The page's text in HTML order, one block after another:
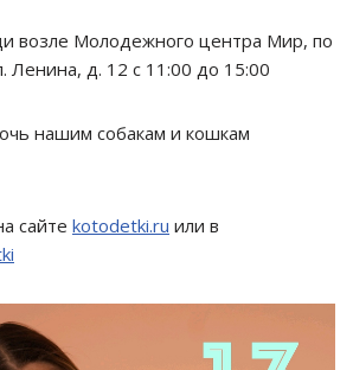
возле Молодежного центра Мир, по
Ленина, д. 12 с 11:00 до 15:00
нашим собакам и кошкам
сайте kotodetki.ru или в